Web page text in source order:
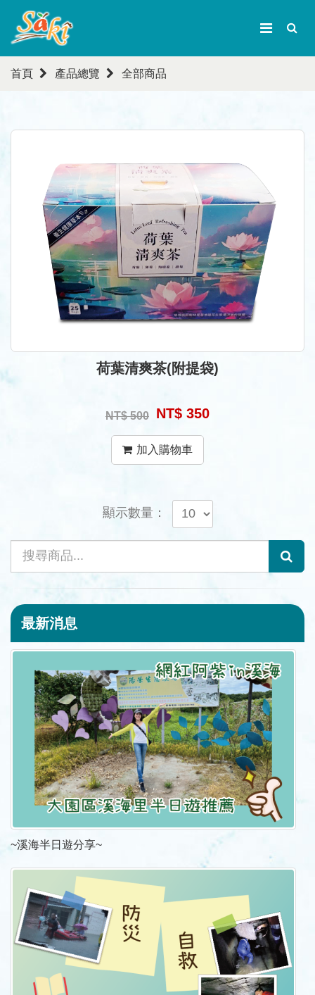
首頁 產品總覽 全部商品
荷葉清爽茶(附提袋)
NT$ 500 NT$ 350
加入購物車
顯示數量：
最新消息
~溪海半日遊分享~